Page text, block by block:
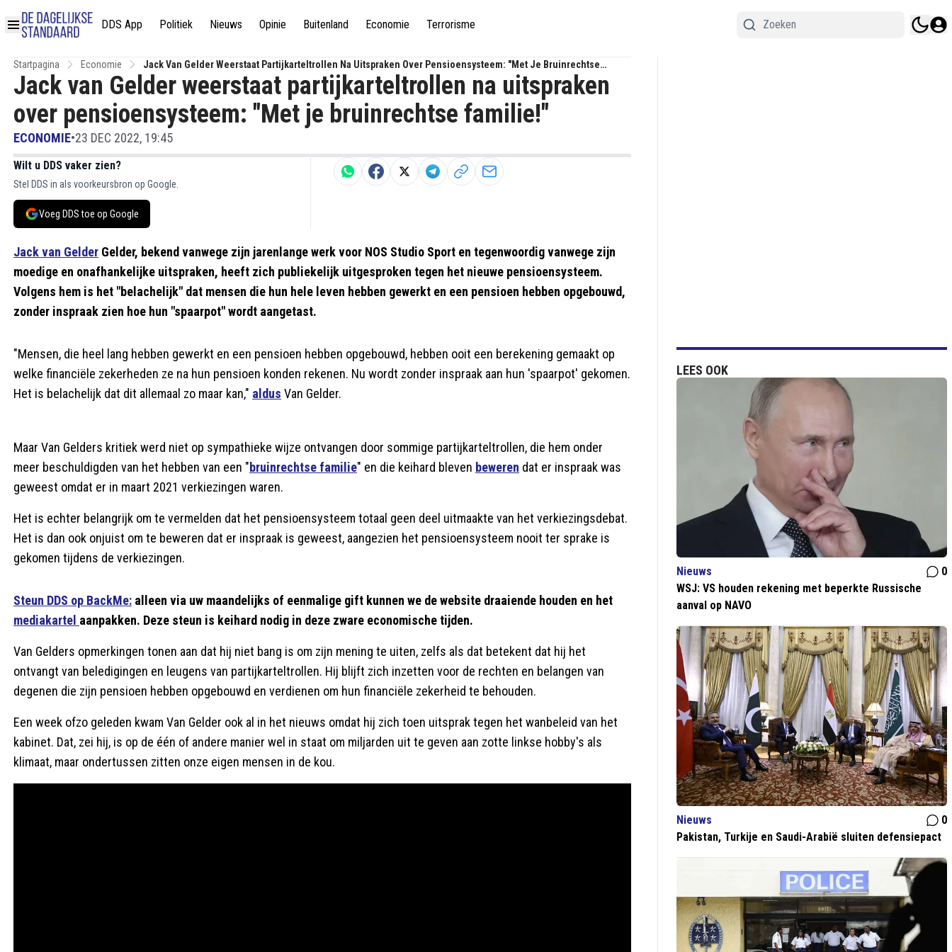
DDS App Politiek Nieuws Opinie Buitenland Economie Terrorisme
Startpagina Economie
Jack Van Gelder Weerstaat Partijkarteltrollen Na Uitspraken Over Pensioensysteem: "Met Je Bruinrechtse
Familie!"
Jack van Gelder weerstaat partijkarteltrollen na uitspraken
over pensioensysteem: "Met je bruinrechtse familie!"
ECONOMIE•23 DEC 2022, 19:45
Wilt u DDS vaker zien?
Stel DDS in als voorkeursbron op Google.
Voeg DDS toe op Google
Jack van Gelder Gelder, bekend vanwege zijn jarenlange werk voor NOS Studio Sport en tegenwoordig vanwege zijn
moedige en onafhankelijke uitspraken, heeft zich publiekelijk uitgesproken tegen het nieuwe pensioensysteem.
Volgens hem is het "belachelijk" dat mensen die hun hele leven hebben gewerkt en een pensioen hebben opgebouwd,
zonder inspraak zien hoe hun "spaarpot" wordt aangetast.
"Mensen, die heel lang hebben gewerkt en een pensioen hebben opgebouwd, hebben ooit een berekening gemaakt op
welke financiële zekerheden ze na hun pensioen konden rekenen. Nu wordt zonder inspraak aan hun 'spaarpot' gekomen.
Het is belachelijk dat dit allemaal zo maar kan," aldus Van Gelder.
Maar Van Gelders kritiek werd niet op sympathieke wijze ontvangen door sommige partijkarteltrollen, die hem onder
meer beschuldigden van het hebben van een "bruinrechtse familie" en die keihard bleven beweren dat er inspraak was
geweest omdat er in maart 2021 verkiezingen waren.
Het is echter belangrijk om te vermelden dat het pensioensysteem totaal geen deel uitmaakte van het verkiezingsdebat.
Het is dan ook onjuist om te beweren dat er inspraak is geweest, aangezien het pensioensysteem nooit ter sprake is
gekomen tijdens de verkiezingen.
Steun DDS op BackMe: alleen via uw maandelijks of eenmalige gift kunnen we de website draaiende houden en het
mediakartel aanpakken. Deze steun is keihard nodig in deze zware economische tijden.
Van Gelders opmerkingen tonen aan dat hij niet bang is om zijn mening te uiten, zelfs als dat betekent dat hij het
ontvangt van beledigingen en leugens van partijkarteltrollen. Hij blijft zich inzetten voor de rechten en belangen van
degenen die zijn pensioen hebben opgebouwd en verdienen om hun financiële zekerheid te behouden.
Een week ofzo geleden kwam Van Gelder ook al in het nieuws omdat hij zich toen uitsprak tegen het wanbeleid van het
kabinet. Dat, zei hij, is op de één of andere manier wel in staat om miljarden uit te geven aan zotte linkse hobby's als
klimaat, maar ondertussen zitten onze eigen mensen in de kou.
LEES OOK
Nieuws
0
WSJ: VS houden rekening met beperkte Russische
aanval op NAVO
Nieuws
0
Pakistan, Turkije en Saudi-Arabië sluiten defensiepact